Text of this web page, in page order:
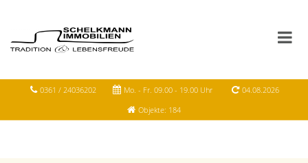
0361 / 24036202 Mo. - Fr. 09.00 - 19.00 Uhr
04.08.2026
Objekte: 184